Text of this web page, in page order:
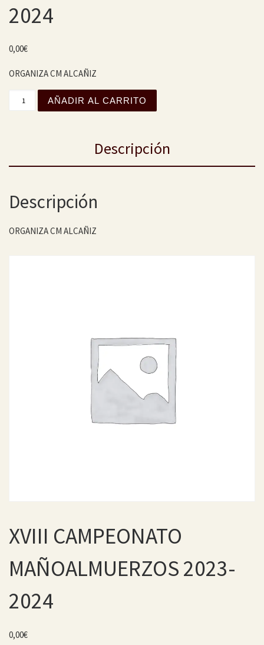
2024
0,00€
ORGANIZA CM ALCAÑIZ
XVIII CAMPEONATO MAÑOALMUERZOS 2023-2024
AÑADIR AL CARRITO
Descripción
Descripción
ORGANIZA CM ALCAÑIZ
XVIII CAMPEONATO
MAÑOALMUERZOS 2023-
2024
0,00€